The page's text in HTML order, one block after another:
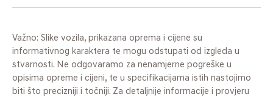
Važno: Slike vozila, prikazana oprema i cijene su
informativnog karaktera te mogu odstupati od izgleda u
stvarnosti. Ne odgovaramo za nenamjerne pogreške u
opisima opreme i cijeni, te u specifikacijama istih nastojimo
biti što precizniji i točniji. Za detaljnije informacije i provjeru